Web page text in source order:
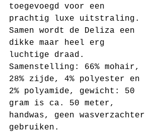
toegevoegd voor een
prachtig luxe uitstraling.
Samen wordt de Deliza een
dikke maar heel erg
luchtige draad.
Samenstelling: 66% mohair,
28% zijde, 4% polyester en
2% polyamide, gewicht: 50
gram is ca. 50 meter,
handwas, geen wasverzachter
gebruiken.